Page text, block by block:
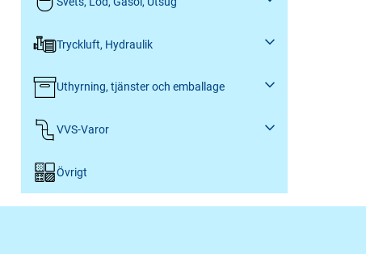
Tryckluft, Hydraulik
Uthyrning, tjänster och emballage
VVS-Varor
Övrigt